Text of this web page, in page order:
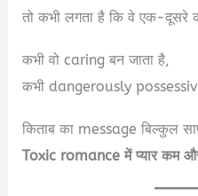
तो कभी लगता है कि वे एक-दूसरे
कभी वो caring बन जाता है,
कभी dangerously
किताब का message बिल्कुल
Toxic romance में प्यार कम और